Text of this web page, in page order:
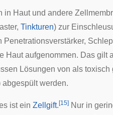
Haut und andere
, Tinkturen) zur
Haut aufgenommen. Das gilt
Lösungen von als
abgespült werden.
ist ein Zellgift.[15] Nur in